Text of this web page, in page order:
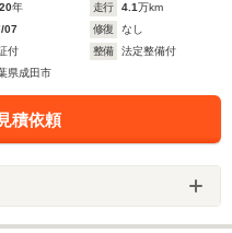
年 走行 4.1万km
07 修復
なし
付 整備
法定整備付
県成田市
積依頼